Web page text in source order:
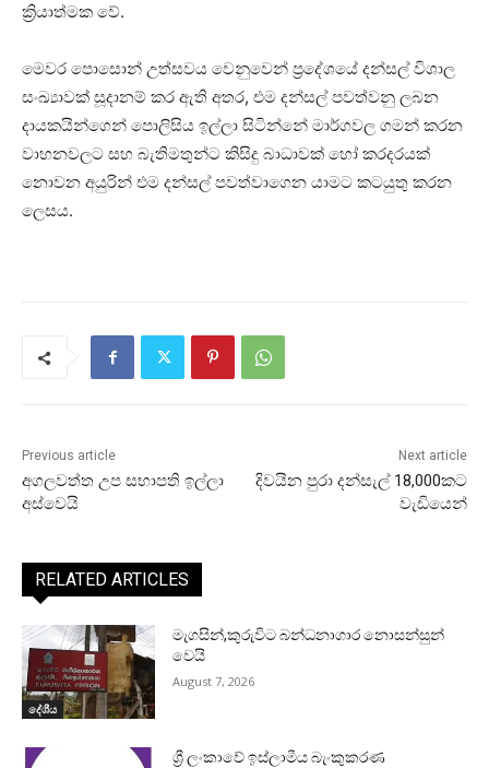
ක්‍රියාත්මක වේ.
මෙවර පොසොන් උත්සවය වෙනුවෙන් ප්‍රදේශයේ දන්සල් විශාල
සංඛ්‍යාවක් සූදානම් කර ඇති අතර, එම දන්සල් පවත්වනු ලබන
දායකයින්ගෙන් පොලිසිය ඉල්ලා සිටින්නේ මාර්ගවල ගමන් කරන
වාහනවලට සහ බැතිමතුන්ට කිසිදු බාධාවක් හෝ කරදරයක්
නොවන අයුරින් එම දන්සල් පවත්වාගෙන යාමට කටයුතු කරන
ලෙසය.
Previous article
අගලවත්ත උප සභාපති ඉල්ලා
අස්වෙයි
Next article
දිවයින පුරා දන්සැල් 18,000කට
වැඩියෙන්
RELATED ARTICLES
දේශීය
මැගසින්,කුරුවිට බන්ධනාගාර නොසන්සුන්
වෙයි
August 7, 2026
ශ්‍රී ලංකාවේ ඉස්ලාමීය බැංකුකරණ